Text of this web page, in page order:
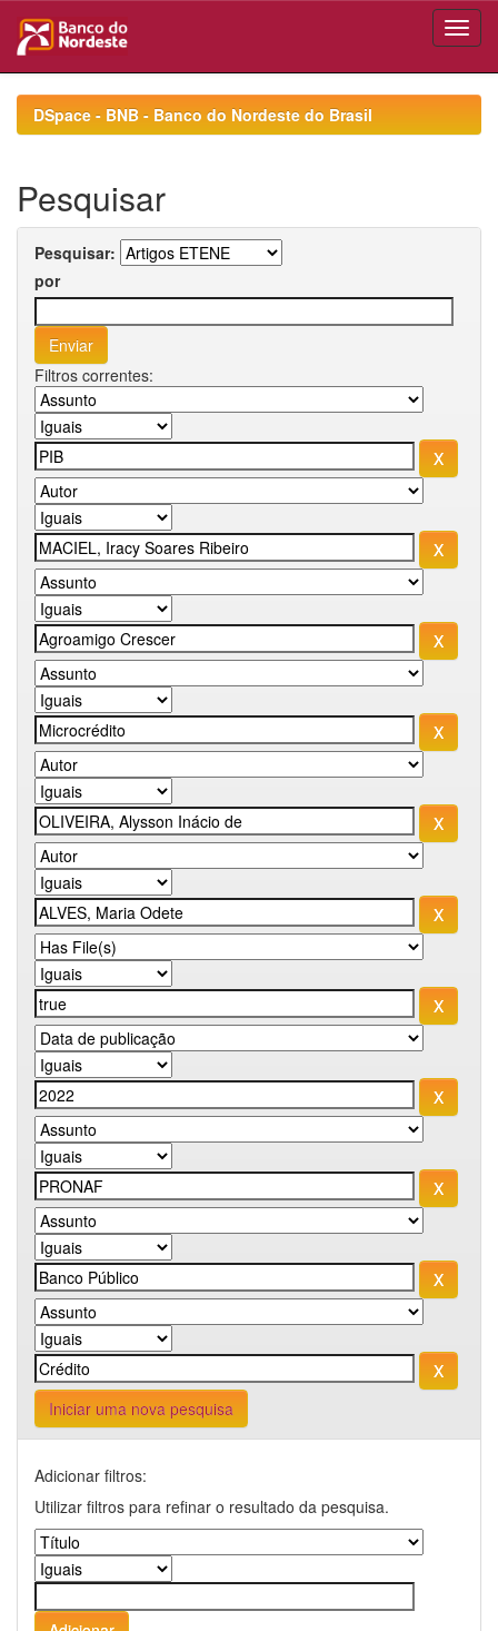
navigationDSpace - BNB - Banco do Nordeste do Brasil
Pesquisar
Pesquisar:
por
Filtros correntes:
Iniciar uma nova pesquisa
Adicionar filtros:
Utilizar filtros para refinar o resultado da pesquisa.